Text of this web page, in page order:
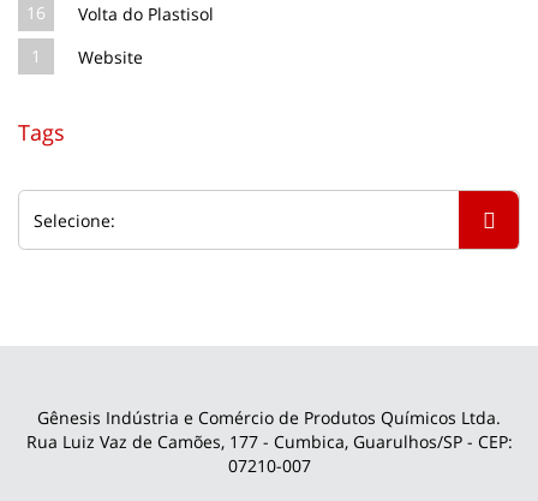
16
Volta do Plastisol
1
Website
Tags
Gênesis Indústria e Comércio de Produtos Químicos Ltda.
Rua Luiz Vaz de Camões, 177 - Cumbica, Guarulhos/SP - CEP:
07210-007